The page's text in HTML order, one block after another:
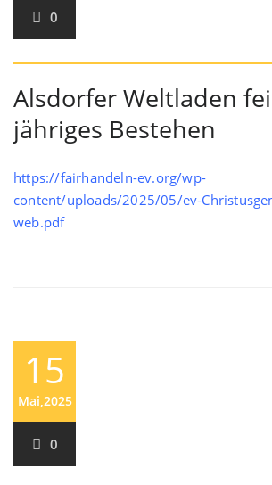
0
Alsdorfer Weltladen
jähriges Bestehen
https://fairhandeln-ev.org/wp-
content/uploads/2025/05/ev-
web.pdf
15
Mai,2025
0